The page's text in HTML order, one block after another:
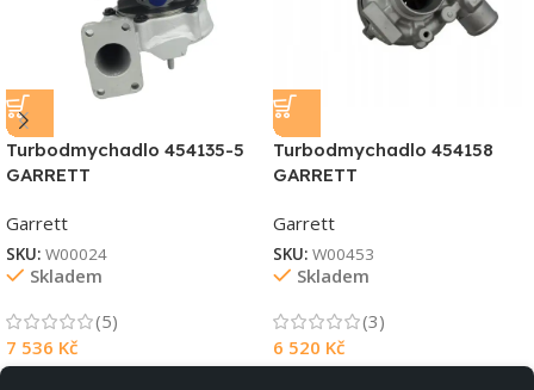
Turbodmychadlo 454135-5
GARRETT
Garrett
SKU: W00024
Skladem
(5)
7 536 Kč
Turbodmychadlo 454158
GARRETT
Garrett
SKU: W00453
Skladem
(3)
6 520 Kč